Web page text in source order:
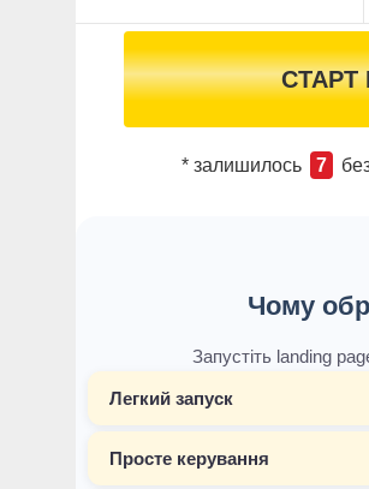
СТАРТ
* залишилось 7
Чому
Запустіть landing
Легкий запуск
Просте керування